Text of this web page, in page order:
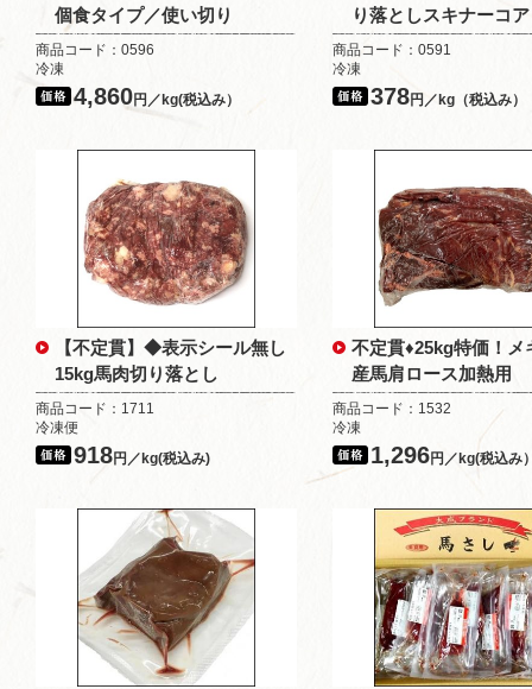
個食タイプ／使い切り
商品コード：0596
冷凍
4,860円／kg(税込み）
り落としスキナーコア
商品コード：0591
冷凍
378円／kg（税込み）
【不定貫】◆表示シール無し
15kg馬肉切り落とし
商品コード：1711
冷凍便
918円／kg(税込み)
不定貫♦25kg特価！メ
産馬肩ロース加熱用
商品コード：1532
冷凍
1,296円／kg(税込み